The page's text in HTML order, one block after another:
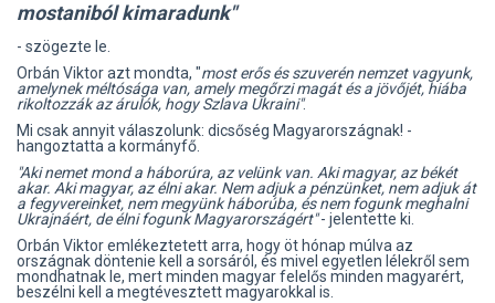
mostaniból kimaradunk"
- szögezte le.
Orbán Viktor azt mondta, "most erős és szuverén nemzet vagyunk,
amelynek méltósága van, amely megőrzi magát és a jövőjét, hiába
rikoltozzák az árulók, hogy Szlava Ukraini".
Mi csak annyit válaszolunk: dicsőség Magyarországnak! -
hangoztatta a kormányfő.
"Aki nemet mond a háborúra, az velünk van. Aki magyar, az békét
akar. Aki magyar, az élni akar. Nem adjuk a pénzünket, nem adjuk át
a fegyvereinket, nem megyünk háborúba, és nem fogunk meghalni
Ukrajnáért, de élni fogunk Magyarországért"- jelentette ki.
Orbán Viktor emlékeztetett arra, hogy öt hónap múlva az
országnak döntenie kell a sorsáról, és mivel egyetlen lélekről sem
mondhatnak le, mert minden magyar felelős minden magyarért,
beszélni kell a megtévesztett magyarokkal is.